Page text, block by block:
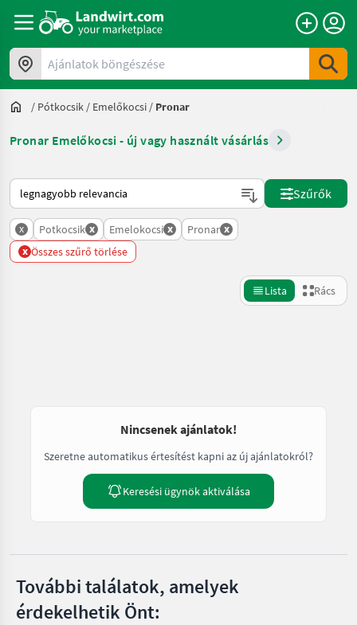
Ajánlatok böngészése
/ Pótkocsik / Emelőkocsi / Pronar
Pronar Emelőkocsi - új vagy használt vásárlás
Így van sorba rendezve a Landwirt.com-on
Szűrők
x Potkocsik x Emelokocsi x Pronar x
x Összes szűrő törlése
Lista Rács
Nincsenek ajánlatok!
Szeretne automatikus értesítést kapni az új ajánlatokról?
Keresési ügynök aktiválása
További találatok, amelyek
érdekelhetik Önt: